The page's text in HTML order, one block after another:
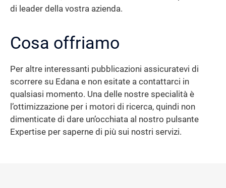
di leader della vostra azienda.
Cosa offriamo
Per altre interessanti pubblicazioni assicuratevi di
scorrere su Edana e non esitate a contattarci in
qualsiasi momento. Una delle nostre specialità è
l’ottimizzazione per i motori di ricerca, quindi non
dimenticate di dare un’occhiata al nostro pulsante
Expertise per saperne di più sui nostri servizi.